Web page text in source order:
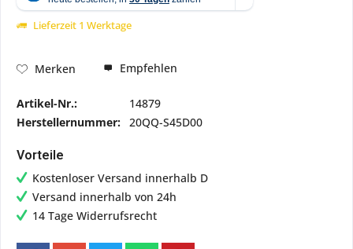
Lieferzeit 1 Werktage
Merken Empfehlen
Artikel-Nr.:
14879
Herstellernummer: 20QQ-S45D00
Vorteile
Kostenloser Versand innerhalb D
Versand innerhalb von 24h
14 Tage Widerrufsrecht